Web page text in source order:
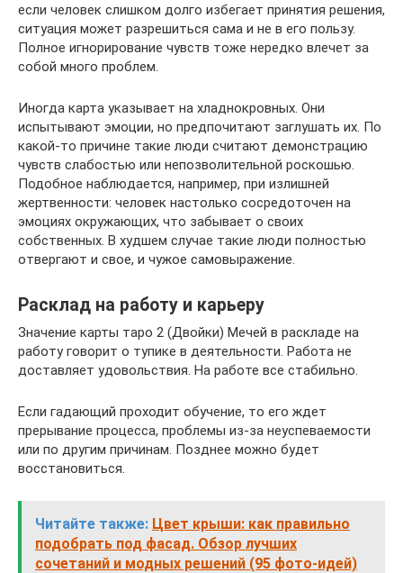
если человек слишком долго избегает принятия решения,
ситуация может разрешиться сама и не в его пользу.
Полное игнорирование чувств тоже нередко влечет за
собой много проблем.
Иногда карта указывает на хладнокровных. Они
испытывают эмоции, но предпочитают заглушать их. По
какой-то причине такие люди считают демонстрацию
чувств слабостью или непозволительной роскошью.
Подобное наблюдается, например, при излишней
жертвенности: человек настолько сосредоточен на
эмоциях окружающих, что забывает о своих
собственных. В худшем случае такие люди полностью
отвергают и свое, и чужое самовыражение.
Расклад на работу и карьеру
Значение карты таро 2 (Двойки) Мечей в раскладе на
работу говорит о тупике в деятельности. Работа не
доставляет удовольствия. На работе все стабильно.
Если гадающий проходит обучение, то его ждет
прерывание процесса, проблемы из-за неуспеваемости
или по другим причинам. Позднее можно будет
восстановиться.
Читайте также: Цвет крыши: как правильно
подобрать под фасад. Обзор лучших
сочетаний и модных решений (95 фото-идей)